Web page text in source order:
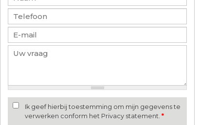
Ik geef hierbij toestemming om mijn gegevens te
verwerken conform het Privacy statement. *